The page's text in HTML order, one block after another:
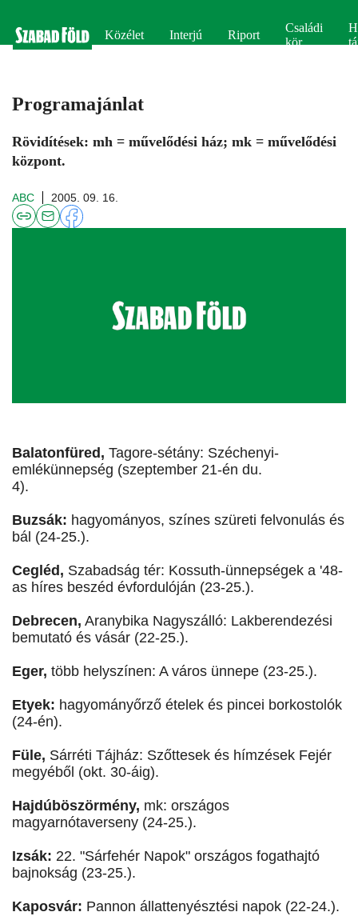
Közélet Interjú Riport
Családi
kör
Programajánlat
Rövidítések: mh = művelődési ház; mk = művelődési
központ.
ABC 2005. 09. 16.
Balatonfüred, Tagore-sétány: Széchenyi-
emlékünnepség (szeptember 21-én du.
4).
Buzsák: hagyományos, színes szüreti felvonulás és
bál (24-25.).
Cegléd, Szabadság tér: Kossuth-ünnepségek a '48-
as híres beszéd évfordulóján (23-25.).
Debrecen, Aranybika Nagyszálló: Lakberendezési
bemutató és vásár (22-25.).
Eger, több helyszínen: A város ünnepe (23-25.).
Etyek: hagyományőrző ételek és pincei borkostolók
(24-én).
Füle, Sárréti Tájház: Szőttesek és hímzések Fejér
megyéből (okt. 30-áig).
Hajdúböszörmény, mk: országos
magyarnótaverseny (24-25.).
Izsák: 22. "Sárfehér Napok" országos fogathajtó
bajnokság (23-25.).
Kaposvár: Pannon állattenyésztési napok (22-24.).